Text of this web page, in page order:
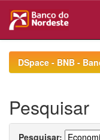
navigationDSpace - BNB -
Pesquisar
Pesquisar: